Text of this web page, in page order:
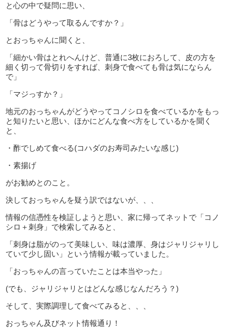
と心の中で疑問に思い、
「骨はどうやって取るんですか？」
とおっちゃんに聞くと、
「細かい骨はとれへんけど、普通に3枚におろして、皮の方を
細く切って骨切りをすれば、刺身で食べても骨は気にならん
で」
「マジっすか？」
地元のおっちゃんがどうやってコノシロを食べているかをもっ
と知りたいと思い、ほかにどんな食べ方をしているかを聞く
と、
・酢でしめて食べる(コハダのお寿司みたいな感じ)
・素揚げ
がお勧めとのこと。
決しておっちゃんを疑う訳ではないが、、、
情報の信憑性を検証しようと思い、家に帰ってネットで「コノ
シロ＋刺身」で検索してみると、
「刺身は脂がのって美味しい、味は濃厚、身はジャリジャリし
ていて少し固い」という情報が載っていました。
「おっちゃんの言っていたことは本当やった」
(でも、ジャリジャリとはどんな感じなんだろう？)
そして、実際調理して食べてみると、、、
おっちゃん及びネット情報通り！